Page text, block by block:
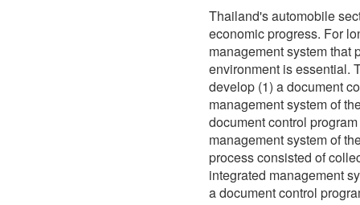
Thailand's automobile
economic progress. For
management system that
environment is essential.
develop (1) a document
management system of
document control
management system of
process consisted of
integrated management
a document control